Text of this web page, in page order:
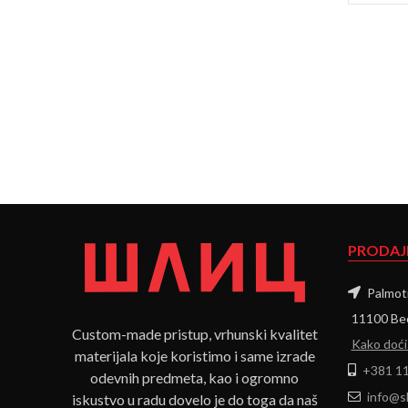
Custom-made pristup, vrhunski kvalitet
materijala koje koristimo i same izrade
odevnih predmeta, kao i ogromno
iskustvo u radu dovelo je do toga da naš
11100
Kako
+381